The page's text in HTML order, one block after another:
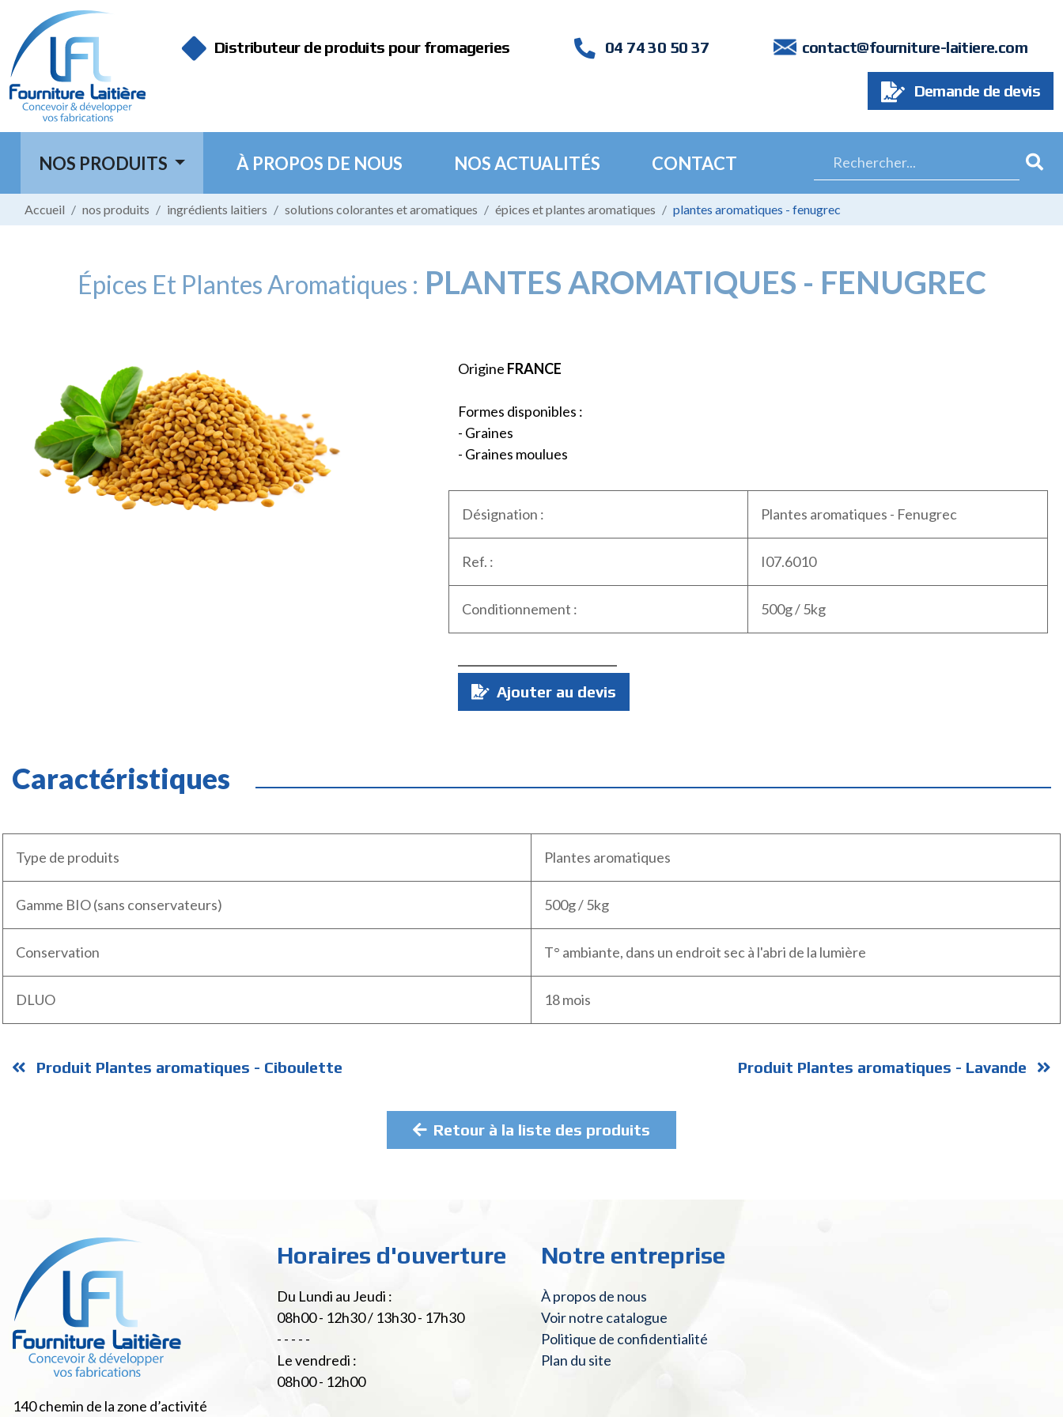
Distributeur de produits pour fromageries 04 74 30 50 37 contact@fourniture-laitiere.com
Demande de devis
NOS PRODUITS À PROPOS DE NOUS NOS ACTUALITÉS CONTACT
Accueil nos produits ingrédients laitiers solutions colorantes et aromatiques épices et plantes aromatiques plantes aromatiques - fenugrec
Épices Et Plantes Aromatiques : PLANTES AROMATIQUES - FENUGREC
Origine FRANCE
Formes disponibles :
- Graines
- Graines moulues
Désignation : Plantes aromatiques - Fenugrec
Ref. : I07.6010
Conditionnement : 500g / 5kg
Quantité
Ajouter au devis
Caractéristiques
Type de produits Plantes aromatiques
Gamme BIO (sans conservateurs) 500g / 5kg
Conservation T° ambiante, dans un endroit sec à l'abri de la lumière
DLUO 18 mois
Produit Plantes aromatiques - Ciboulette Produit Plantes aromatiques - Lavande
Retour à la liste des produits
140 chemin de la zone d’activité
Horaires d'ouverture
Du Lundi au Jeudi :
08h00 - 12h30 / 13h30 - 17h30
- - - - -
Le vendredi :
08h00 - 12h00
Notre entreprise
À propos de nous
Voir notre catalogue
Politique de confidentialité
Plan du site
Panneau de gestion des cookies